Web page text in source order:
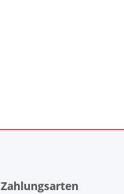
Zahlungsarten